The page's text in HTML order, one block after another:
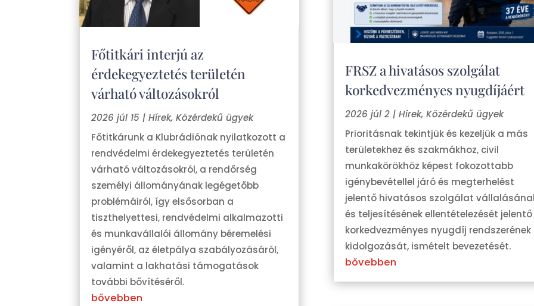
Főtitkári interjú az
érdekegyeztetés területén
várható változásokról
2026 júl 15 |Hírek,Közérdekű ügyek
Főtitkárunk a Klubrádiónak nyilatkozott a
rendvédelmi érdekegyeztetés területén
várható változásokról, a rendőrség
személyi állományának legégetőbb
problémáiról, így elsősorban a
tiszthelyettesi, rendvédelmi alkalmazotti
és munkavállalói állomány béremelési
igényéről, az életpálya szabályozásáról,
valamint a lakhatási támogatások
további bővítéséről.
bővebben
FRSZ a hivatásos szolgálat
korkedvezményes nyugdíjáért
2026 júl 2| Hírek, Közérdekű ügyek
Prioritásnak tekintjük és kezeljük a más
területekhez és szakmákhoz, civil
munkakörökhöz képest fokozottabb
igénybevétellel járó és megterhelést
jelentő hivatásos szolgálat
és teljesítésének ellentételezését jelentő
korkedvezményes nyugdíj rendszerének
kidolgozását, ismételt bevezetését.
bővebben